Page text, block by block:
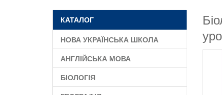
КАТАЛОГ
НОВА УКРАЇНСЬКА ШКОЛА
АНГЛІЙСЬКА МОВА
БІОЛОГІЯ